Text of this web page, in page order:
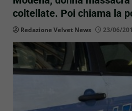
coltellate. Poi chiama la
Redazione Velvet News 23/06/